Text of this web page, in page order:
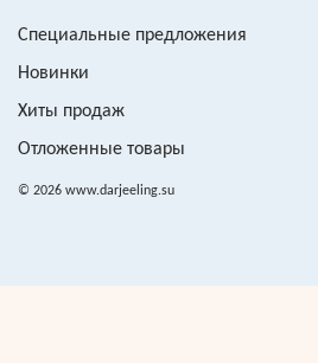
Специальные предложения
Новинки
Хиты продаж
Отложенные товары
© 2026 www.darjeeling.su